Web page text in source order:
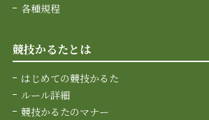
各種規程
競技かるたとは
はじめての競技かるた
ルール詳細
競技かるたのマナー